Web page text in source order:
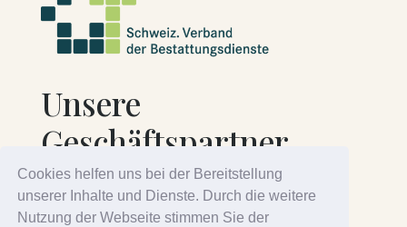
Cookies helfen uns bei der Bereitstellung
unserer Inhalte und Dienste. Durch die weitere
Nutzung der Webseite stimmen Sie der
Unsere
Geschäftspartner